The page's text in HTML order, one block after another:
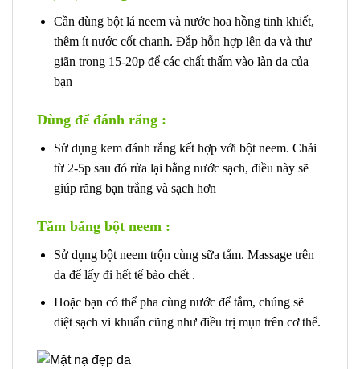
Cần dùng bột lá neem và nước hoa hồng tinh khiết,
thêm ít nước cốt chanh. Đắp hỗn hợp lên da và thư
giãn trong 15-20p để các chất thấm vào làn da của
bạn
Dùng để đánh răng :
Sử dụng kem đánh rắng kết hợp với bột neem. Chải
từ 2-5p sau đó rửa lại bằng nước sạch, điều này sẽ
giúp răng bạn trắng và sạch hơn
Tắm bằng bột neem :
Sử dụng bột neem trộn cùng sữa tắm. Massage trên
da để lấy đi hết tế bào chết .
Hoặc bạn có thể pha cùng nước để tắm, chúng sẽ
diệt sạch vi khuẩn cũng như điều trị mụn trên cơ thể.